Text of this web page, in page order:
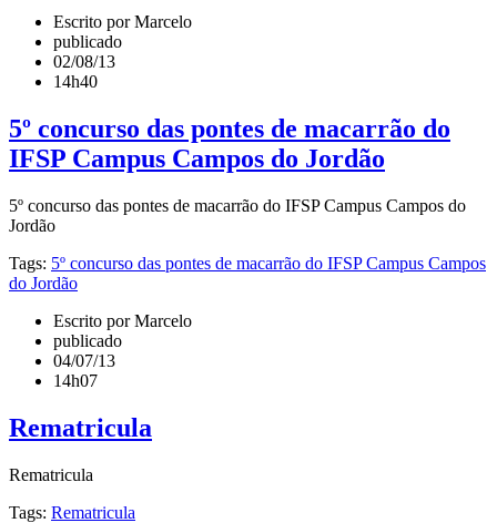
Escrito por Marcelo
publicado
02/08/13
14h40
5º concurso das pontes de macarrão do
IFSP Campus Campos do Jordão
5º concurso das pontes de macarrão do IFSP Campus Campos do
Jordão
Tags: 5º concurso das pontes de macarrão do IFSP Campus Campos
do Jordão
Escrito por Marcelo
publicado
04/07/13
14h07
Rematricula
Rematricula
Tags: Rematricula